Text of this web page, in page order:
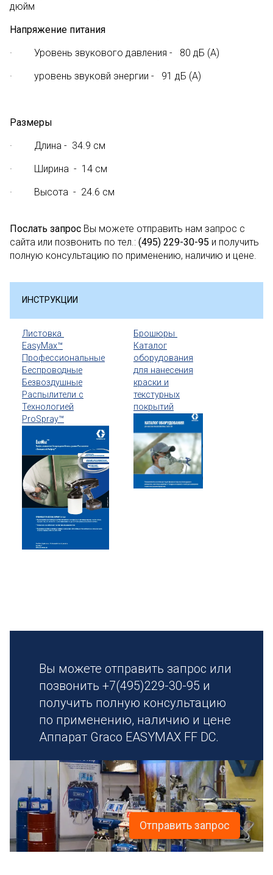
дюйм
Напряжение питания
· Уровень звукового давления - 80 дБ (А)
· уровень звуковй энергии - 91 дБ (А)
Размеры
· Длина - 34.9 см
· Ширина - 14 см
· Высота - 24.6 см
Послать запрос Вы можете отправить нам запрос с
сайта или позвонить по тел.: (495) 229-30-95 и получить
полную консультацию по применению, наличию и цене.
ИНСТРУКЦИИ
Листовка
EasyMax™
Профессиональные
Беспроводные
Безвоздушные
Распылители с
Технологией
ProSpray™
Брошюры
Каталог
оборудования
для нанесения
краски и
текстурных
покрытий
Вы можете отправить запрос или
позвонить +7(495)229-30-95 и
получить полную консультацию
по применению, наличию и цене
Аппарат Graco EASYMAX FF DC.
Отправить запрос